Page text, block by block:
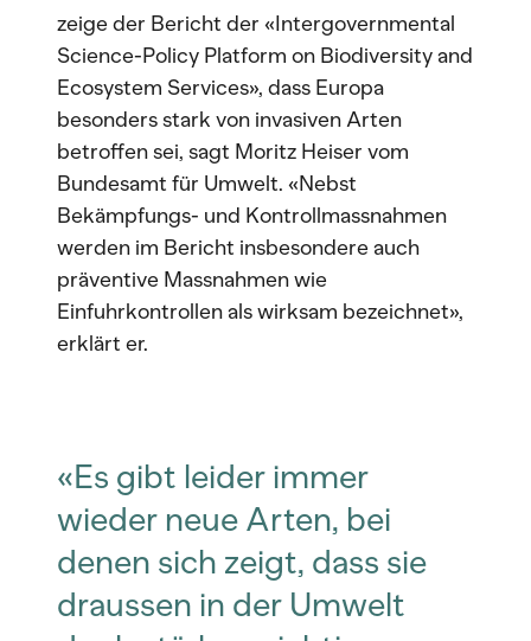
zeige der Bericht der «Intergovernmental
Science-Policy Platform on Biodiversity and
Ecosystem Services», dass Europa
besonders stark von invasiven Arten
betroffen sei, sagt Moritz Heiser vom
Bundesamt für Umwelt. «Nebst
Bekämpfungs- und Kontrollmassnahmen
werden im Bericht insbesondere auch
präventive Massnahmen wie
Einfuhrkontrollen als wirksam bezeichnet»,
erklärt er.
«Es gibt leider immer
wieder neue Arten, bei
denen sich zeigt, dass sie
draussen in der Umwelt